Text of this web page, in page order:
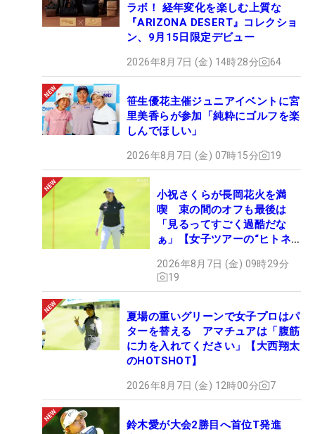
ラボ！ 経年変化を楽しむ上質な
『ARIZONA DESERT』コレクショ
ン、9月15日限定デビュー
2026年8月7日 (金) 14時28分 64
笹生優花主催ジュニアイベントに宮
里美香らが参加「純粋にゴルフを楽
しんでほしい」
2026年8月7日 (金) 07時15分 19
小祝さくらが長岡花火を満
喫 束の間のオフも最後は
「見るってすごく過酷だな
ぁ」【女子ツアーの“ヒトネ
2026年8月7日 (金) 09時29分
19
夏場の重いグリーンで女子プロはパ
ターを替える アマチュアは「腹筋
に力を入れてください」【大西翔太
のHOTSHOT】
2026年8月7日 (金) 12時00分 7
鈴木愛が大会2勝目へ首位T発進